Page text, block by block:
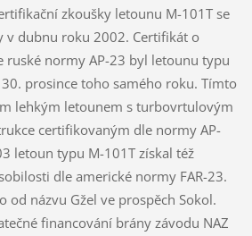
zkoušky letounu M-101T se
v dubnu roku 2002. Certifikát o
ruské normy AP-23 byl letounu typu
prosince toho samého roku. Tímto
lehkým letounem s turbovrtulovým
certifikovaným dle normy AP-
letoun typu M-101T získal též
dle americké normy FAR-23.
od názvu Gžel ve prospěch Sokol.
financování brány závodu NAZ